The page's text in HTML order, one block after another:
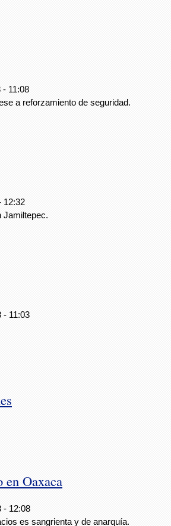
- 11:08
a reforzamiento de seguridad.
12:32
Jamiltepec.
- 11:03
en Oaxaca
- 12:08
es sangrienta y de anarquía.